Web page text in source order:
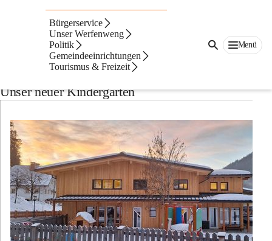
Bürgerservice
Unser Werfenweng
Politik
Gemeindeeinrichtungen
Tourismus & Freizeit
Menü
Unser neuer
Kindergarten
Unser neuer Kindergarten